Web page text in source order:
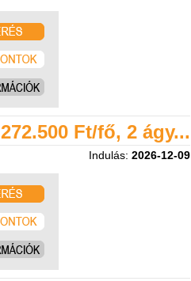
272.500 Ft/fő, 2 ágy...
Indulás: 2026-12-09